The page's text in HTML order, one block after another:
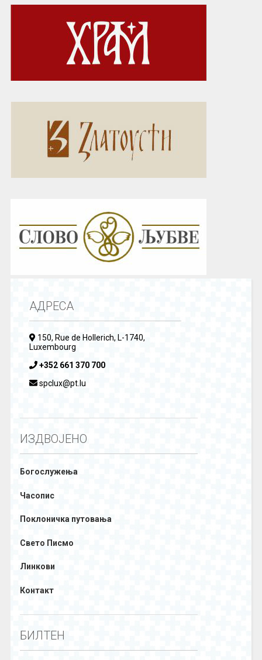
АДРЕСА
150, Rue de Hollerich, L-1740,
Luxembourg
+352 661 370 700
spclux@pt.lu
ИЗДВОЈЕНО
Богослужења
Часопис
Поклоничка путовања
Свето Писмо
Линкови
Контакт
БИЛТЕН